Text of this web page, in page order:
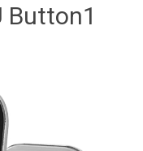
Button1